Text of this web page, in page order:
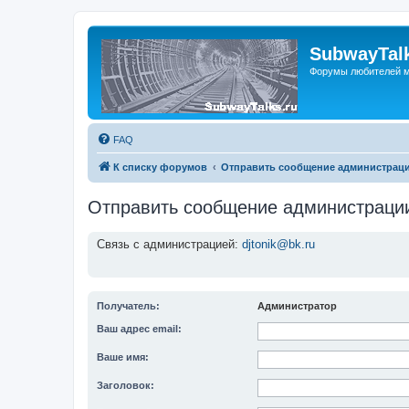
Форумы любителей
FAQ
К списку форумов Отправить сообщение
Отправить сообщение
Связь с администрацией: djtonik@bk.ru
Получатель: Администратор
Ваш адрес email:
Ваше имя:
Заголовок: